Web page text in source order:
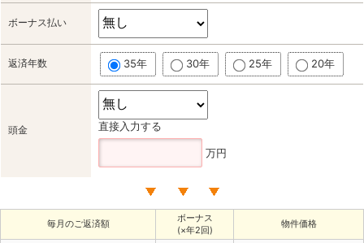
ボーナス払い
返済年数 35年 30年 25年 20年
頭金 直接入力する
万円
毎月のご返済額
ボーナス
(×年2回)
物件価格